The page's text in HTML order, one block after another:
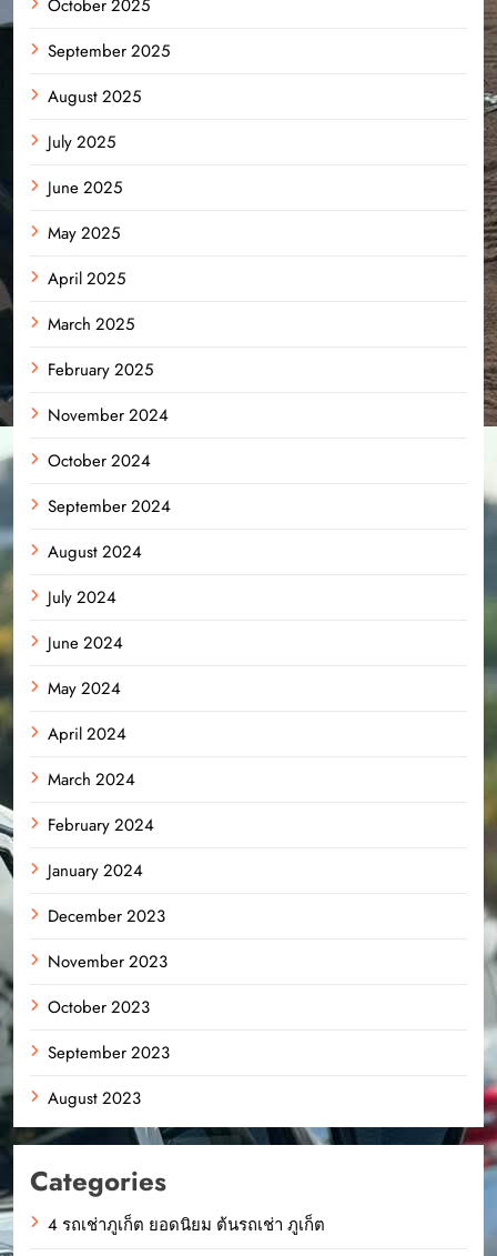
October 2025
September 2025
August 2025
July 2025
June 2025
May 2025
April 2025
March 2025
February 2025
November 2024
October 2024
September 2024
August 2024
July 2024
June 2024
May 2024
April 2024
March 2024
February 2024
January 2024
December 2023
November 2023
October 2023
September 2023
August 2023
Categories
4 รถเช่าภูเก็ต ยอดนิยม ต้นรถเช่า ภูเก็ต